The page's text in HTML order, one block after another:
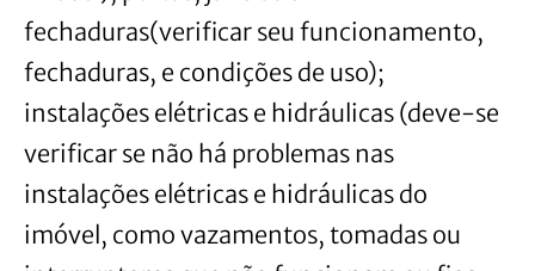
fechaduras(verificar seu funcionamento,
fechaduras, e condições de uso);
instalações elétricas e hidráulicas (deve-se
verificar se não há problemas nas
instalações elétricas e hidráulicas do
imóvel, como vazamentos, tomadas ou